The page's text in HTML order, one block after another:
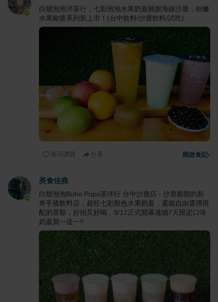
白鬍泡泡洋茶行，七彩泡泡水果奶蓋插旗海線沙鹿，粉嫩
水果歐蕾系列新上市！(台中飲料/沙鹿飲料/試吃)
表示讚賞 分享 開啟食記›
美食佳堯
白鬍泡泡Boho Popo茶洋行 台中沙鹿店 - 沙鹿新開的新
奇手搖飲料店，超狂七彩顏色水果奶蓋，還能自由選擇搭
配的茶類，好拍又好喝，9/12正式開幕連續7天限定口味
奶蓋買一送一!!